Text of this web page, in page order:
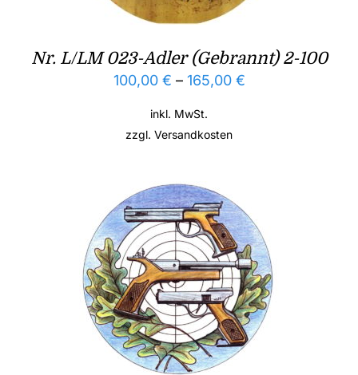
Nr. L/LM 023-Adler (Gebrannt) 2-100
100,00 € – 165,00 €
inkl. MwSt.
zzgl. Versandkosten